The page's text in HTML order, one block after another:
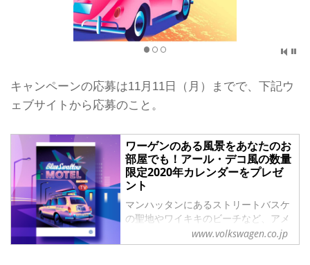
キャンペーンの応募は11月11日（月）までで、下記ウ
ェブサイトから応募のこと。
ワーゲンのある風景をあなたのお
部屋でも！アール・デコ風の数量
限定2020年カレンダーをプレゼ
ント
マンハッタンにあるストリートバスケ
の聖地やワイキキのビーチなど、アメ
リカのさまざまな風景がインテリアに
もピッタリなイラストに。ここでしか
www.volkswagen.co.jp